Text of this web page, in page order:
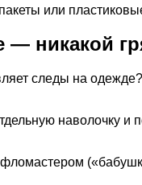
или
никакой
следы на
наволочку и